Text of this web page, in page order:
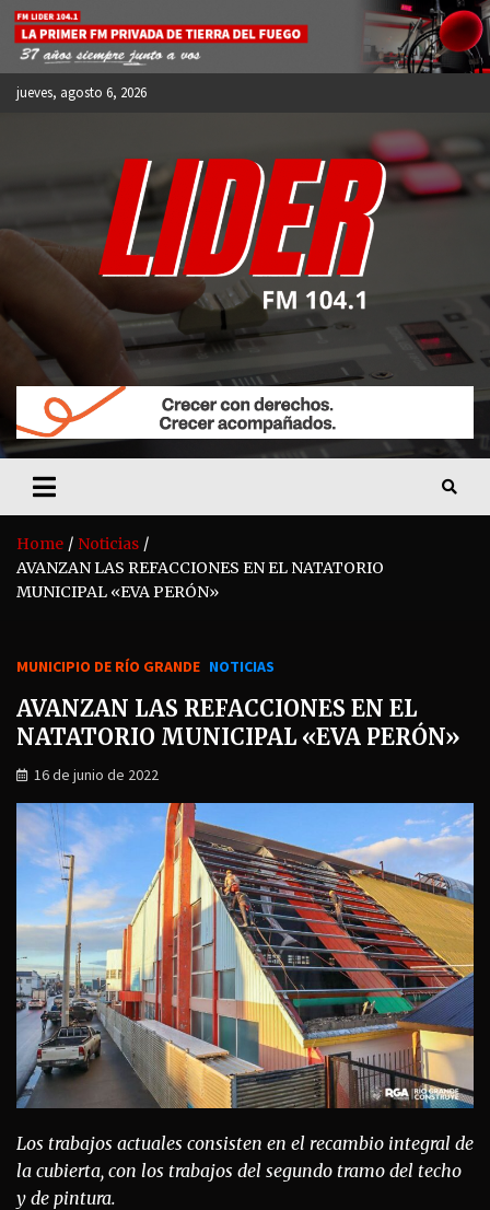
Skip
content
jueves, agosto 6, 2026
FM LIDER 104.1
Home
Noticias
AVANZAN LAS REFACCIONES EN EL NATATORIO
MUNICIPAL «EVA PERÓN»
MUNICIPIO DE RÍO GRANDE NOTICIAS
AVANZAN LAS REFACCIONES EN EL
NATATORIO MUNICIPAL «EVA PERÓN»
16 de junio de 2022
Los trabajos actuales consisten en el recambio integral de
la cubierta, con los trabajos del segundo tramo del techo
y de pintura.